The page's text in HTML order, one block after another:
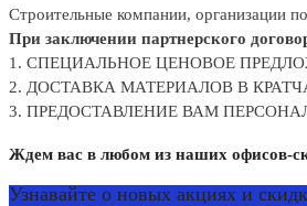
Строительные компании, организации
При заключении партнерского
1. СПЕЦИАЛЬНОЕ ЦЕНОВОЕ
2. ДОСТАВКА МАТЕРИАЛОВ В
3. ПРЕДОСТАВЛЕНИЕ ВАМ
Ждем вас в любом из наших офисов-
Узнавайте о новых акциях и